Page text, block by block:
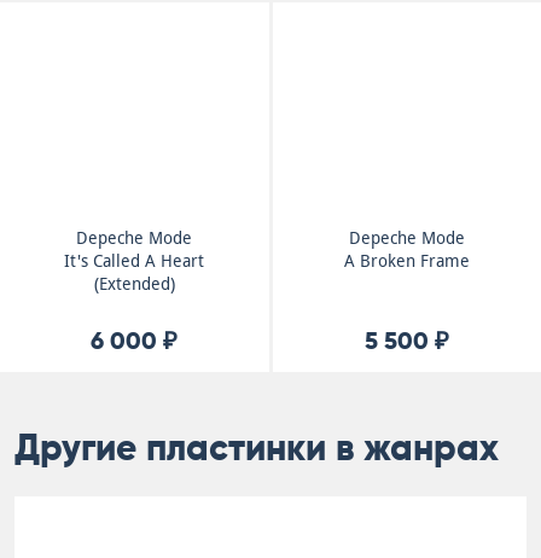
Depeche Mode
It's Called A Heart
(Extended)
6 000 ₽
Depeche Mode
A Broken Frame
5 500 ₽
Другие пластинки в жанрах